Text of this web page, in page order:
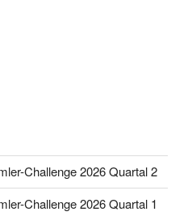
Challenge 2026 Quartal 2
Challenge 2026 Quartal 1